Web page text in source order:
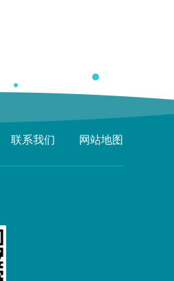
联系我们 网站地图